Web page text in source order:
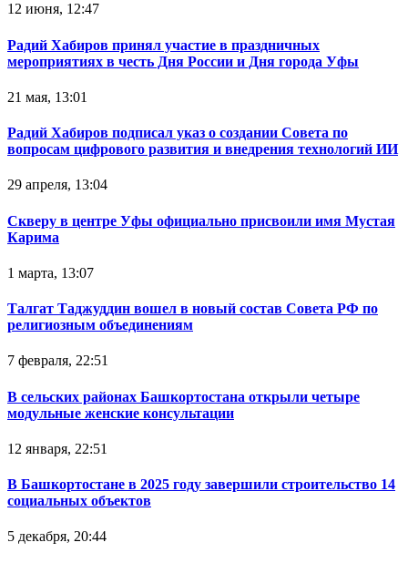
12 июня, 12:47
Радий Хабиров принял участие в праздничных
мероприятиях в честь Дня России и Дня города Уфы
21 мая, 13:01
Радий Хабиров подписал указ о создании Совета по
вопросам цифрового развития и внедрения технологий ИИ
29 апреля, 13:04
Скверу в центре Уфы официально присвоили имя Мустая
Карима
1 марта, 13:07
Талгат Таджуддин вошел в новый состав Совета РФ по
религиозным объединениям
7 февраля, 22:51
В сельских районах Башкортостана открыли четыре
модульные женские консультации
12 января, 22:51
В Башкортостане в 2025 году завершили строительство 14
социальных объектов
5 декабря, 20:44